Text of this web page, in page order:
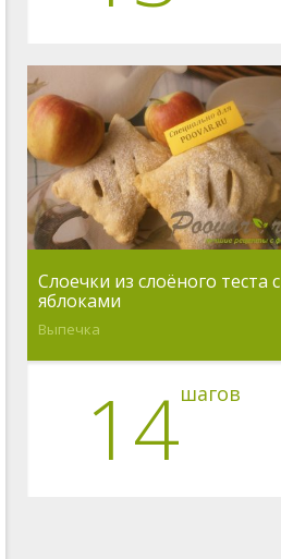
Слоечки из слоёного теста с
яблоками
Выпечка
14шагов